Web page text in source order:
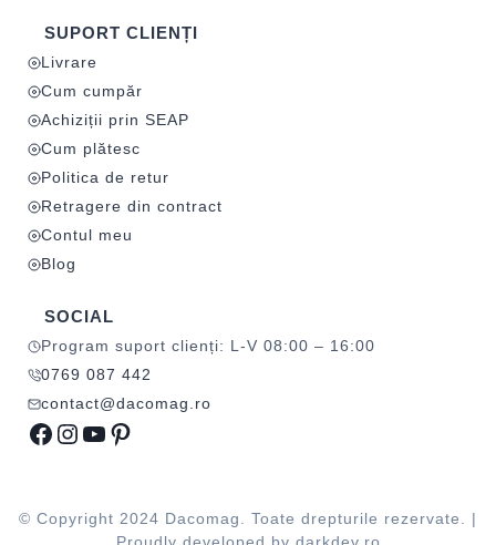
SUPORT CLIENȚI
Livrare
Cum cumpăr
Achiziții prin SEAP
Cum plătesc
Politica de retur
Retragere din contract
Contul meu
Blog
SOCIAL
Program suport clienți: L-V 08:00 – 16:00
0769 087 442
contact@dacomag.ro
Facebook
Instagram
YouTube
Pinterest
© Copyright 2024 Dacomag. Toate drepturile rezervate. |